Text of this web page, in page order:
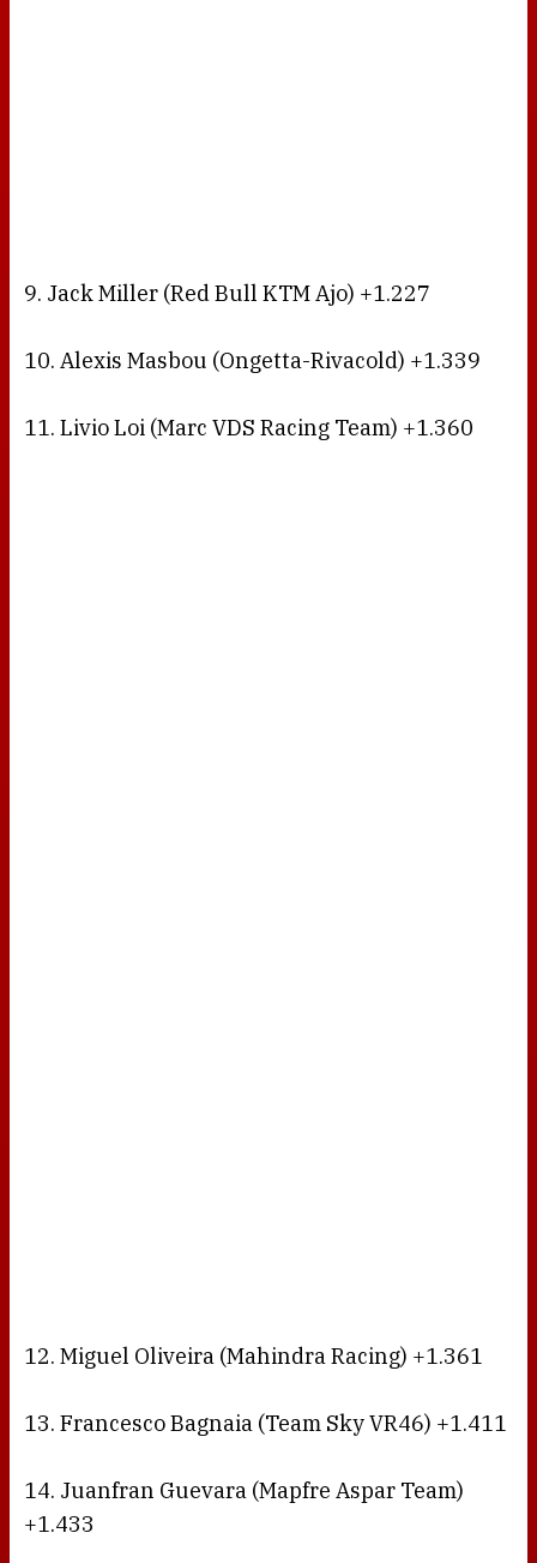
9. Jack Miller (Red Bull KTM Ajo) +1.227
10. Alexis Masbou (Ongetta-Rivacold) +1.339
11. Livio Loi (Marc VDS Racing Team) +1.360
12. Miguel Oliveira (Mahindra Racing) +1.361
13. Francesco Bagnaia (Team Sky VR46) +1.411
14. Juanfran Guevara (Mapfre Aspar Team)
+1.433